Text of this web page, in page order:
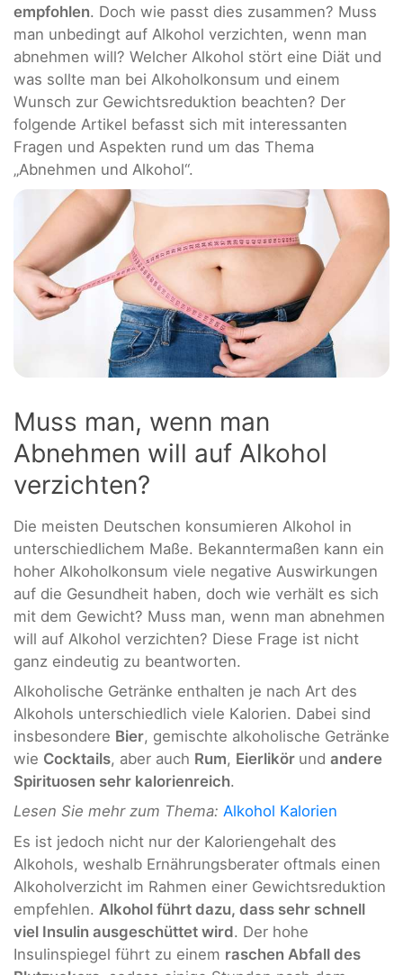
empfohlen. Doch wie passt dies zusammen? Muss
man unbedingt auf Alkohol verzichten, wenn man
abnehmen will? Welcher Alkohol stört eine Diät und
was sollte man bei Alkoholkonsum und einem
Wunsch zur Gewichtsreduktion beachten? Der
folgende Artikel befasst sich mit interessanten
Fragen und Aspekten rund um das Thema
„Abnehmen und Alkohol“.
Muss man, wenn man
Abnehmen will auf Alkohol
verzichten?
Die meisten Deutschen konsumieren Alkohol in
unterschiedlichem Maße. Bekanntermaßen kann ein
hoher Alkoholkonsum viele negative Auswirkungen
auf die Gesundheit haben, doch wie verhält es sich
mit dem Gewicht? Muss man, wenn man abnehmen
will auf Alkohol verzichten? Diese Frage ist nicht
ganz eindeutig zu beantworten.
Alkoholische Getränke enthalten je nach Art des
Alkohols unterschiedlich viele Kalorien. Dabei sind
insbesondere Bier, gemischte alkoholische Getränke
wie Cocktails, aber auch Rum, Eierlikör und andere
Spirituosen sehr kalorienreich.
Lesen Sie mehr zum Thema: Alkohol Kalorien
Es ist jedoch nicht nur der Kaloriengehalt des
Alkohols, weshalb Ernährungsberater oftmals einen
Alkoholverzicht im Rahmen einer Gewichtsreduktion
empfehlen. Alkohol führt dazu, dass sehr schnell
viel Insulin ausgeschüttet wird. Der hohe
Insulinspiegel führt zu einem raschen Abfall des